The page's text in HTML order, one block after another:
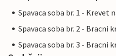
Spavaca soba br. 1 -
Spavaca soba br. 2 -
Spavaca soba br. 3 -